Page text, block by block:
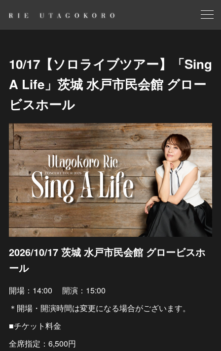
10/17【ソロライブツアー】「Sing
A Life」茨城 水戸市民会館 グロー
ビスホール
2026/10/17 茨城 水戸市民会館 グロービスホ
ール
開場：14:00 開演：15:00
＊開場・開演時間は変更になる場合がございます。
■チケット料金
全席指定：6,500円